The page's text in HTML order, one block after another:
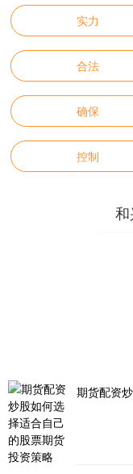
实力
合法
确保
控制
期货配资